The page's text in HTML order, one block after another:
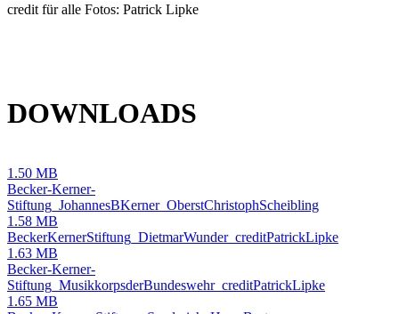
credit für alle Fotos: Patrick Lipke
DOWNLOADS
1.50 MB
Becker-Kerner-
Stiftung_JohannesBKerner_OberstChristophScheibling
1.58 MB
BeckerKernerStiftung_DietmarWunder_creditPatrickLipke
1.63 MB
Becker-Kerner-
Stiftung_MusikkorpsderBundeswehr_creditPatrickLipke
1.65 MB